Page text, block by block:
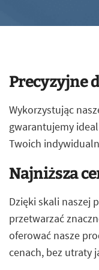
Precyzyjne
Wykorzystując
gwarantujemy
Twoich
Najniższa
Dzięki skali naszej
przetwarzać
oferować nasze
cenach, bez utraty